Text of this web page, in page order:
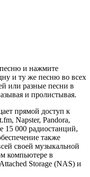
и нажмите
и ту же песню во всех
или разные песни в
и пролистывая.
прямой доступ к
Napster, Pandora,
15 000 радиостанций,
также
своей музыкальной
компьютере в
Storage (NAS) и